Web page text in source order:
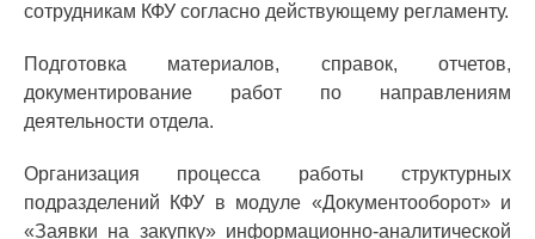
сотрудникам КФУ согласно действующему регламенту.
Подготовка материалов, справок, отчетов,
документирование работ по направлениям
деятельности отдела.
Организация процесса работы структурных
подразделений КФУ в модуле «Документооборот» и
«Заявки на закупку» информационно-аналитической